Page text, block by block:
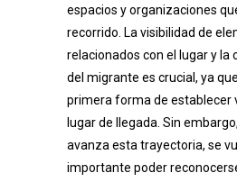
espacios y organizaciones
recorrido. La visibilidad de
relacionados con el lugar y la
del migrante es crucial, ya
primera forma de establecer
lugar de llegada. Sin
avanza esta trayectoria, se
importante poder